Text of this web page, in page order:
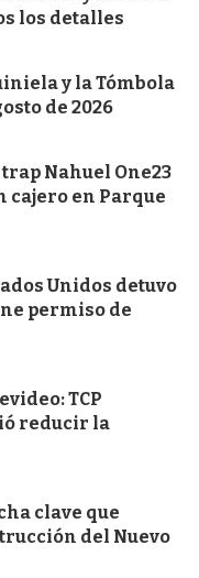
los detalles
y la Tómbola
de 2026
Nahuel One23
cajero en Parque
Unidos detuvo
permiso de
TCP
reducir la
clave que
del Nuevo